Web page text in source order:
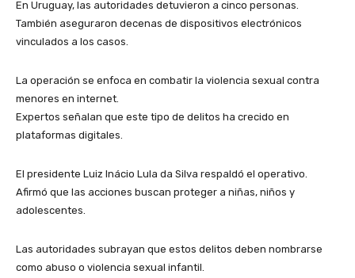
En Uruguay, las autoridades detuvieron a cinco personas.
También aseguraron decenas de dispositivos electrónicos
vinculados a los casos.
La operación se enfoca en combatir la violencia sexual contra
menores en internet.
Expertos señalan que este tipo de delitos ha crecido en
plataformas digitales.
El presidente Luiz Inácio Lula da Silva respaldó el operativo.
Afirmó que las acciones buscan proteger a niñas, niños y
adolescentes.
Las autoridades subrayan que estos delitos deben nombrarse
como abuso o violencia sexual infantil.